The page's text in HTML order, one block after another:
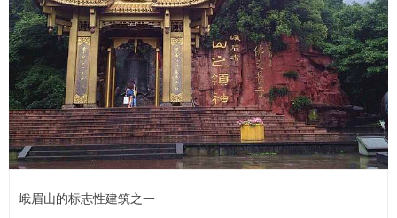
峨眉山的标志性建筑之一